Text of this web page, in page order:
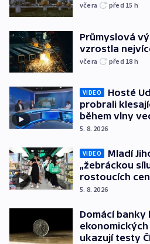
včera před 15 h
Průmyslová
vzrostla
včera před 18 h
VIDEO
Hosté
probrali
během vlny
5. 8. 2026
VIDEO
Mladí
„žebráckou
rostoucích cen
5. 8. 2026
Domácí banky
ukazují testy